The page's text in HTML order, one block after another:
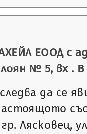
ЕООД с
№ 5, вх . В
да се
Лясковец,